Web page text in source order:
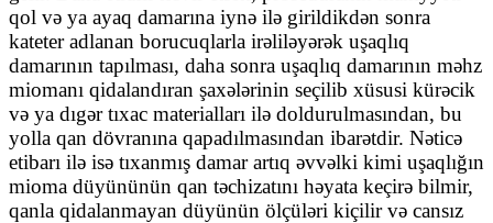
qol və ya ayaq damarına iynə ilə girildikdən sonra
kateter adlanan borucuqlarla irəliləyərək uşaqlıq
damarının tapılması, daha sonra uşaqlıq damarının məhz
miomanı qidalandıran şaxələrinin seçilib xüsusi kürəcik
və ya dıgər tıxac materialları ilə doldurulmasından, bu
yolla qan dövranına qapadılmasından ibarətdir. Nəticə
etibarı ilə isə tıxanmış damar artıq əvvəlki kimi uşaqlığın
mioma düyününün qan təchizatını həyata keçirə bilmir,
qanla qidalanmayan düyünün ölçüləri kiçilir və cansız